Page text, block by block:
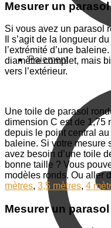
Paiement
Mesurer un
Si vous avez un parasol
Il s’agit de la longueur
l’extrémité d’une
diamètre complet, mais
vers l’extérieur.
Une toile de parasol
dimension C est de 1,75
depuis le point central au
baleine. Si votre mesure
avez besoin d’une toile
bonne taille ? Vous
modèles ronds. Ou aller
mètres, 3,5 mètres, 4
Mesurer un